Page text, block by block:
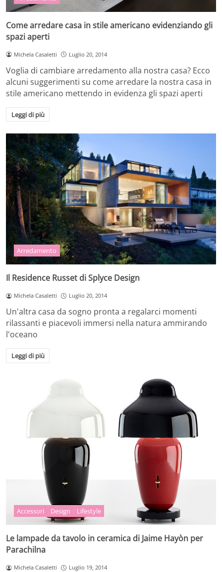
Come arredare casa in stile americano evidenziando gli
spazi aperti
Michela Casaletti Luglio 20, 2014
Voglia di cambiare arredamento alla nostra casa? Ecco
alcuni suggerimenti su come arredare la nostra casa in
stile americano mettendo in evidenza gli spazi aperti
Leggi di più
Arredamento
Il Residence Russet di Splyce Design
Michela Casaletti Luglio 20, 2014
Un'altra casa da sogno pronta a regalarci momenti
rilassanti e piacevoli immersi nella natura ammirando
l'oceano
Leggi di più
Accessori Design Lifestyle
Le lampade da tavolo in ceramica di Jaime Hayòn per
Parachilna
Michela Casaletti Luglio 19, 2014